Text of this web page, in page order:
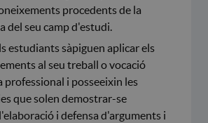
procedents de la
del seu camp d'estudi.
estudiants sàpiguen aplicar els
al seu treball o vocació
professional i posseeixin les
que solen demostrar-se
i defensa d'arguments i